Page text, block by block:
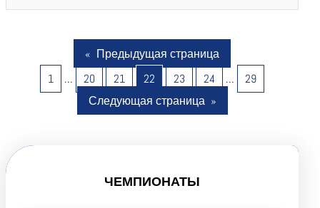
« Предыдущая страница
1
… 20 21 22 23 24 …
29
Следующая страница »
ЧЕМПИОНАТЫ